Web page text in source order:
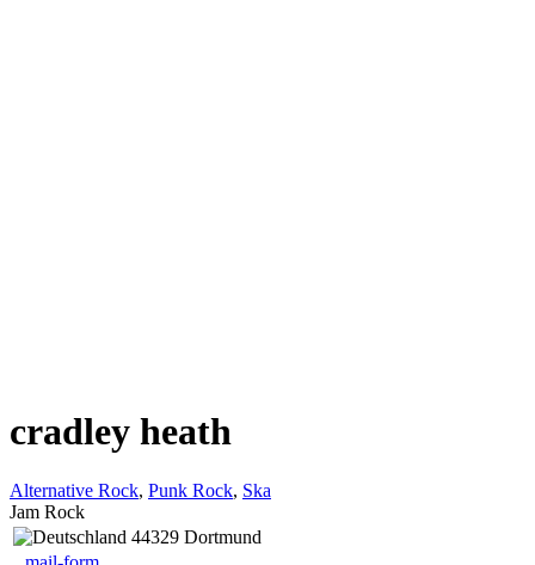
cradley heath
Alternative Rock, Punk Rock, Ska
Jam Rock
44329 Dortmund